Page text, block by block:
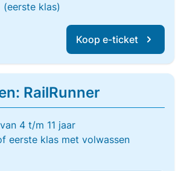
(eerste klas)
Koop e-ticket
RailRunner
4 t/m 11 jaar
eerste klas met volwassen